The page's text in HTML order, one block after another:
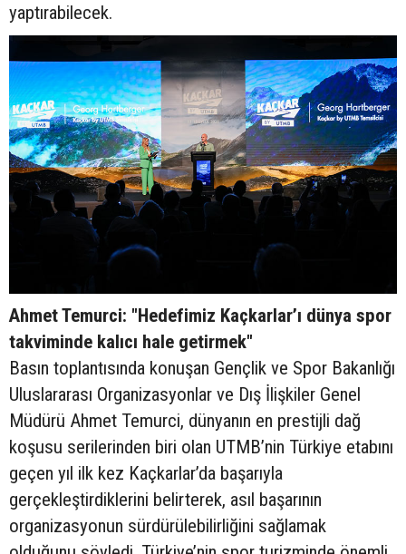
yaptırabilecek.
Ahmet Temurci: "Hedefimiz Kaçkarlar’ı dünya spor
takviminde kalıcı hale getirmek"
Basın toplantısında konuşan Gençlik ve Spor Bakanlığı
Uluslararası Organizasyonlar ve Dış İlişkiler Genel
Müdürü Ahmet Temurci, dünyanın en prestijli dağ
koşusu serilerinden biri olan UTMB’nin Türkiye etabını
geçen yıl ilk kez Kaçkarlar’da başarıyla
gerçekleştirdiklerini belirterek, asıl başarının
organizasyonun sürdürülebilirliğini sağlamak